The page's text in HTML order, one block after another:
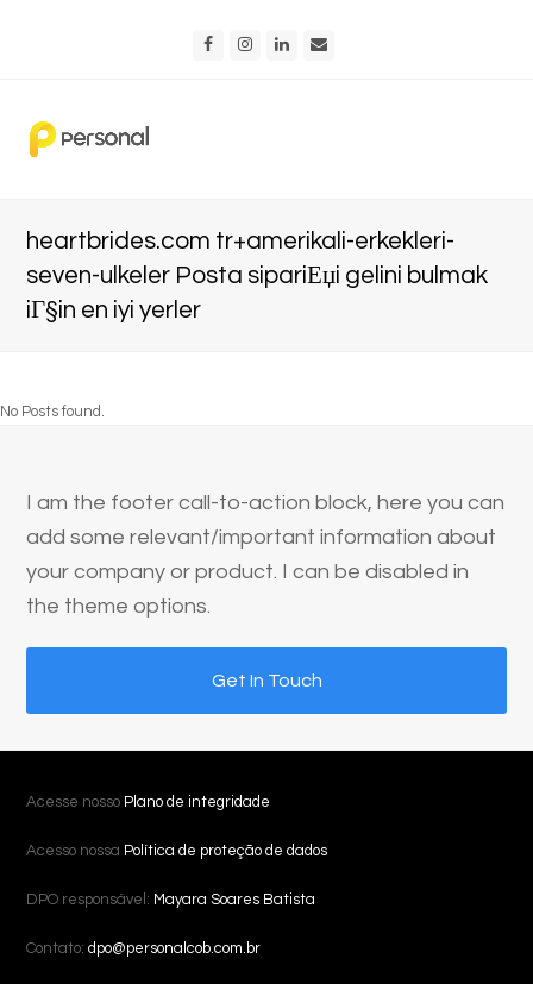
FacebookInstagram
LinkedIn
heartbrides.com tr+amerikali-erkekleri-
seven-ulkeler Posta sipariЕџi gelini bulmak
iГ§in en iyi yerler
No Posts found.
I am the footer call-to-action block, here you can
add some relevant/important information about
your company or product. I can be disabled in
the theme options.
Get In Touch
Acesse nosso Plano de integridade
Acesso nossa Política de proteção de dados
DPO responsável: Mayara Soares Batista
Contato:dpo@personalcob.com.br